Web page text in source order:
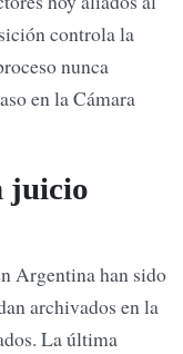
controla la
nunca
en la Cámara
juicio
Argentina han sido
archivados en la
La última